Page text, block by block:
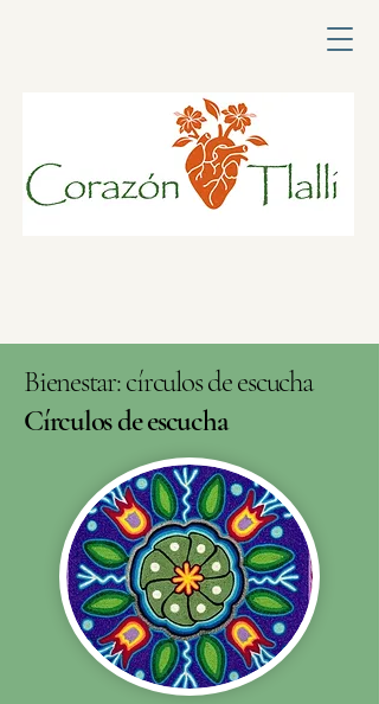
Bienestar: círculos de escucha
Círculos de escucha